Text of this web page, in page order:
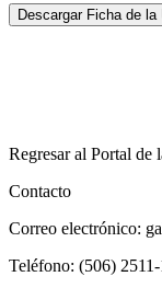
Descargar Ficha de la
Regresar al Portal de
Contacto
Correo electrónico:
Teléfono: (506) 2511-